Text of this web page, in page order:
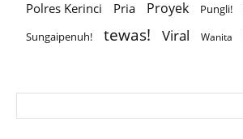
Polres Kerinci
Pria Proyek Pungli!
Sungaipenuh! tewas! Viral Wanita